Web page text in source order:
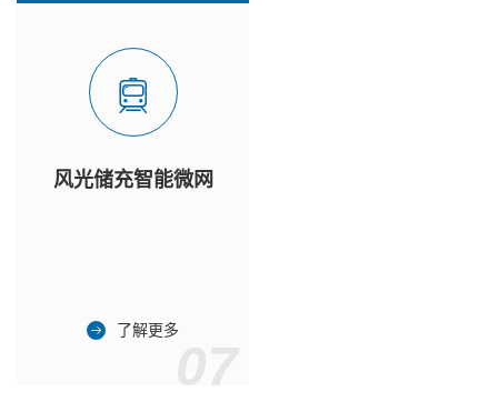
风光储充智能微网
了解更多